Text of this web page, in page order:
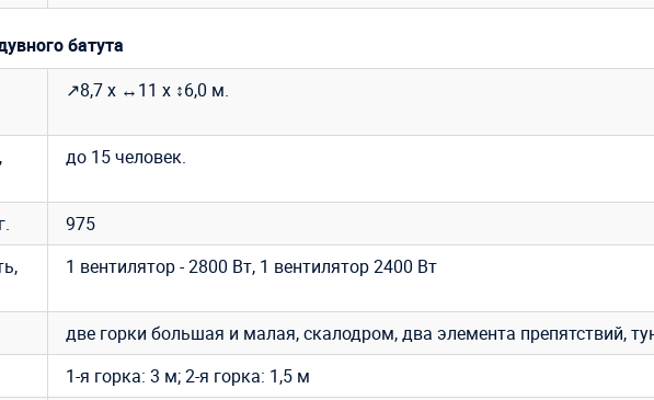
батута
↗8,7 х ↔11 х ↕6,0 м.
до 15 человек.
975
1 вентилятор - 2800 Вт, 1 вентилятор 2400 Вт
две горки большая и малая, скалодром, два элемента препятствий,
1-я горка: 3 м; 2-я горка: 1,5 м